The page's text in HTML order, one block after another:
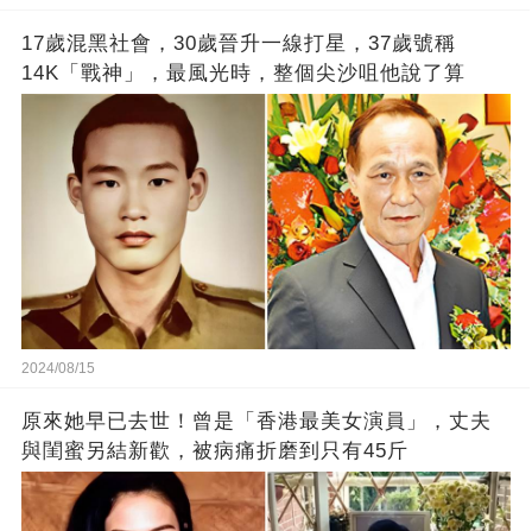
17歲混黑社會，30歲晉升一線打星，37歲號稱
14K「戰神」，最風光時，整個尖沙咀他說了算
2024/08/15
原來她早已去世！曾是「香港最美女演員」，丈夫
與閨蜜另結新歡，被病痛折磨到只有45斤